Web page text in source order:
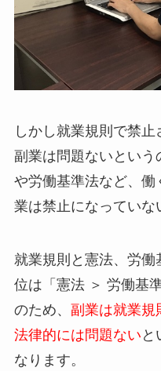
しかし就業規則で禁
副業は問題ないとい
や労働基準法など、働
業は禁止になっていな
就業規則と憲法、労
位は「憲法 ＞ 労働基
のため、 副業は就業規
法律的には問題ない と
なります。